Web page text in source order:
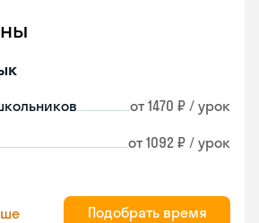
от 1470 ₽ / урок
от 1092 ₽ / урок
Подобрать время